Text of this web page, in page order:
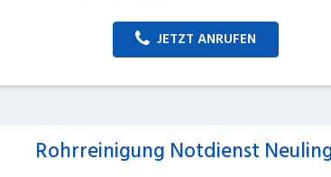
JETZT ANRUFEN
Rohrreinigung Notdienst